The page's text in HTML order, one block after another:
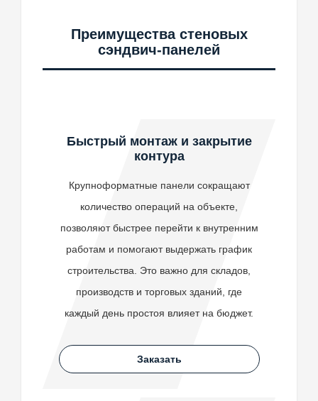
Преимущества стеновых
сэндвич-панелей
Быстрый монтаж и закрытие
контура
Крупноформатные панели сокращают
количество операций на объекте,
позволяют быстрее перейти к внутренним
работам и помогают выдержать график
строительства. Это важно для складов,
производств и торговых зданий, где
каждый день простоя влияет на бюджет.
Заказать